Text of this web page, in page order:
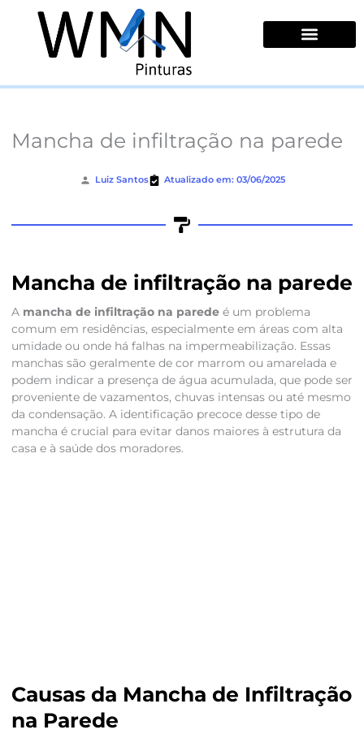
conteúdo
Mancha de infiltração na parede
Luiz Santos Atualizado em: 03/06/2025
Mancha de infiltração na parede
A mancha de infiltração na paredeé um problema
comum em residências, especialmente em áreas com alta
umidade ou onde há falhas na impermeabilização. Essas
manchas são geralmente de cor marrom ou amarelada e
podem indicar a presença de água acumulada, que pode ser
proveniente de vazamentos, chuvas intensas ou até mesmo
da condensação. A identificação precoce desse tipo de
mancha é crucial para evitar danos maiores à estrutura da
casa e à saúde dos moradores.
Causas da Mancha de Infiltração
na Parede